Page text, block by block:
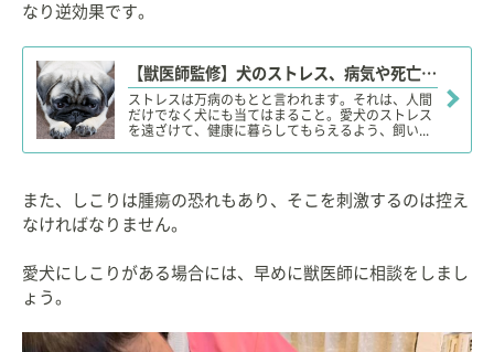
なり逆効果です。
【獣医師監修】犬のストレス、病気や死亡の原因になる？ストレス行動やサイン、発散・解消法！
ストレスは万病のもとと言われます。それは、人間
だけでなく犬にも当てはまること。愛犬のストレス
を遠ざけて、健康に暮らしてもらえるよう、飼い...
また、しこりは腫瘍の恐れもあり、そこを刺激するのは控え
なければなりません。
愛犬にしこりがある場合には、早めに獣医師に相談をしまし
ょう。